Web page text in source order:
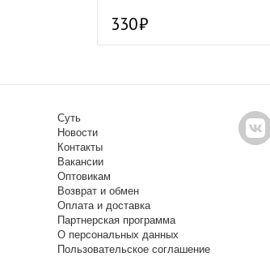
330
Суть
Новости
Контакты
Вакансии
Оптовикам
Возврат и обмен
Оплата и доставка
Партнерская программа
О персональных данных
Пользовательское соглашение